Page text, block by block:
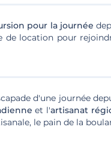
pour la journée
de location pour
d'une journée
et l'artisanat
le pain de la